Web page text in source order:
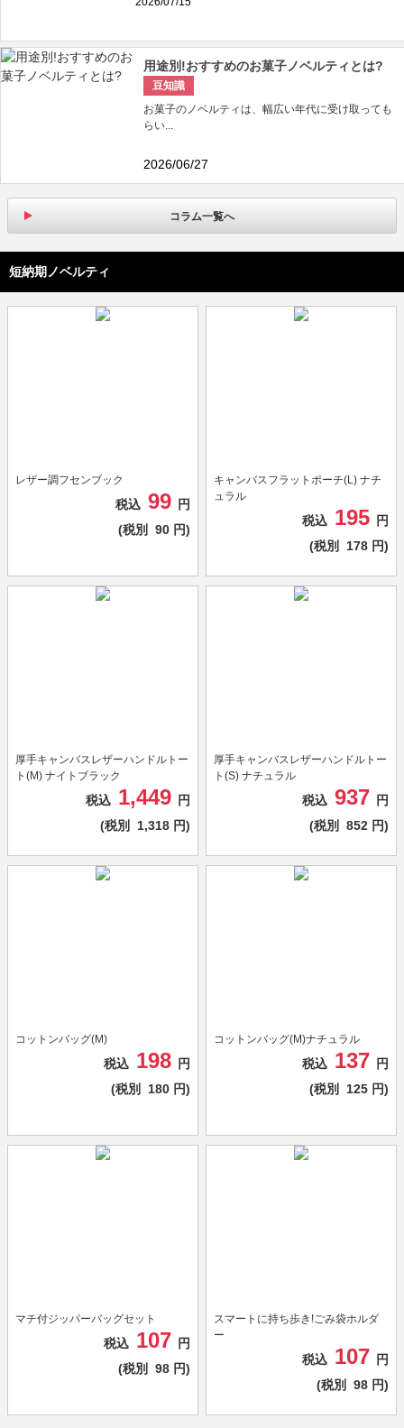
用途別!おすすめのお菓子ノベルティとは?
豆知識
お菓子のノベルティは、幅広い年代に受け取っても
らい...
2026/06/27
コラム一覧へ
短納期ノベルティ
レザー調フセンブック
税込 99
円
(税別
90 円)
キャンバスフラットポーチ(L) ナチ
ュラル
税込 195
円
(税別
178 円)
厚手キャンバスレザーハンドルトー
ト(M) ナイトブラック
税込 1,449
円
(税別
1,318 円)
厚手キャンバスレザーハンドルトー
ト(S) ナチュラル
税込 937
円
(税別
852 円)
コットンバッグ(M)
税込 198
円
(税別
180 円)
コットンバッグ(M)ナチュラル
税込 137
円
(税別
125 円)
マチ付ジッパーバッグセット
税込 107
円
(税別
98 円)
スマートに持ち歩き!ごみ袋ホルダ
ー
税込 107
円
(税別
98 円)